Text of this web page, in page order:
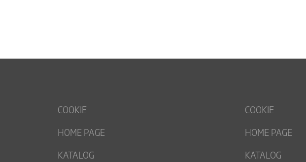
COOKIE
HOME PAGE
KATALOG
COOKIE
HOME PAGE
KATALOG